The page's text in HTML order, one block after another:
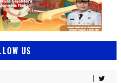
US